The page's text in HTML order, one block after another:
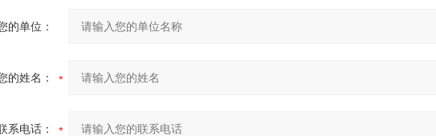
的单位：
的姓名：
系电话：